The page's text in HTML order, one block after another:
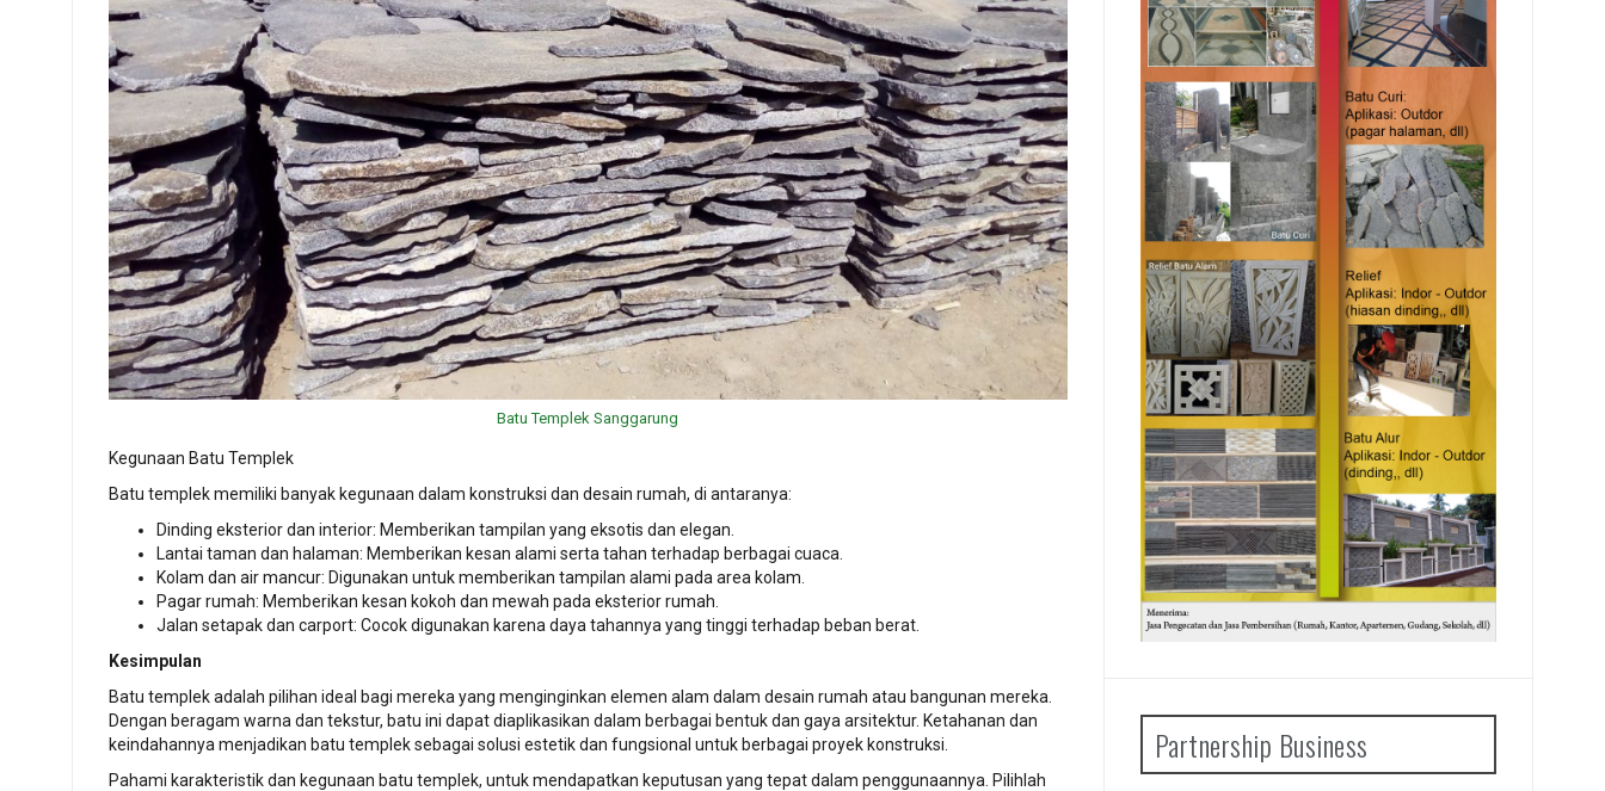
Batu Templek Sanggarung
Kegunaan Batu Templek
Batu templek memiliki banyak kegunaan dalam konstruksi dan desain rumah, di antaranya:
Dinding eksterior dan interior: Memberikan tampilan yang eksotis dan elegan.
Lantai taman dan halaman: Memberikan kesan alami serta tahan terhadap berbagai cuaca.
Kolam dan air mancur: Digunakan untuk memberikan tampilan alami pada area kolam.
Pagar rumah: Memberikan kesan kokoh dan mewah pada eksterior rumah.
Jalan setapak dan carport: Cocok digunakan karena daya tahannya yang tinggi terhadap beban berat.
Kesimpulan
Batu templek adalah pilihan ideal bagi mereka yang menginginkan elemen alam dalam desain rumah atau bangunan mereka.
Dengan beragam warna dan tekstur, batu ini dapat diaplikasikan dalam berbagai bentuk dan gaya arsitektur. Ketahanan dan
keindahannya menjadikan batu templek sebagai solusi estetik dan fungsional untuk berbagai proyek konstruksi.
Pahami karakteristik dan kegunaan batu templek, untuk mendapatkan keputusan yang tepat dalam penggunaannya. Pilihlah
Partnership Business